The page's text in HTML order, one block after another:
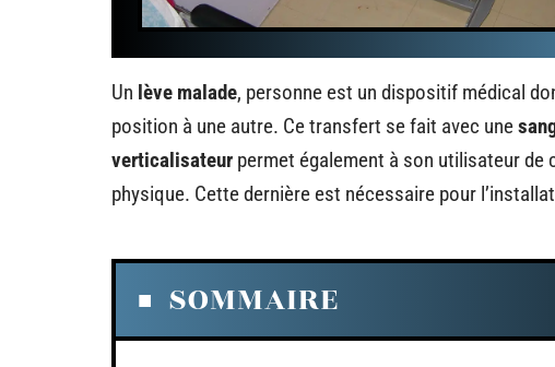
Un lève malade, personne est un dispositif médical
position à une autre. Ce transfert se fait avec une
verticalisateur permet également à son utilisateur de
physique. Cette dernière est nécessaire pour
SOMMAIRE